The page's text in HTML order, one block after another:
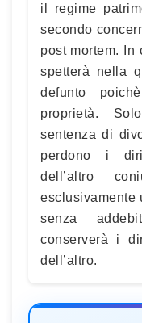
il regime
secondo
post mortem. In
spetterà nella
defunto
proprietà.
sentenza di
perdono i
dell’altro
esclusivamente
senza
conserverà i
dell’altro.